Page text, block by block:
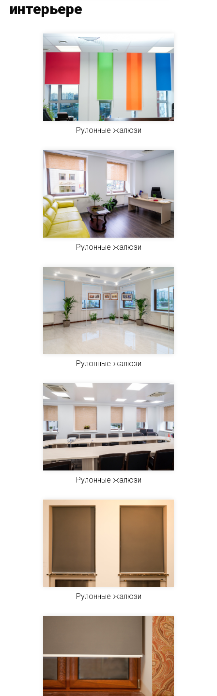
интерьере
Рулонные жалюзи
Рулонные жалюзи
Рулонные жалюзи
Рулонные жалюзи
Рулонные жалюзи